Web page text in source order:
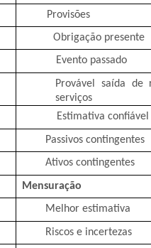
Provisões
Obrigação presente
Evento passado
Provável saída de
serviços
Estimativa
Passivos contingentes
Ativos contingentes
Mensuração
Melhor estimativa
Riscos e incertezas